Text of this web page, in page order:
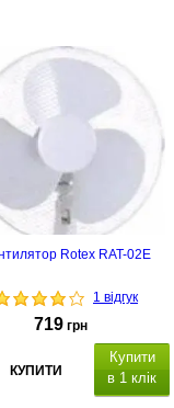
Rotex RAT-02E
1 відгук
719 грн
КУПИТИ
Купити
в 1 клік